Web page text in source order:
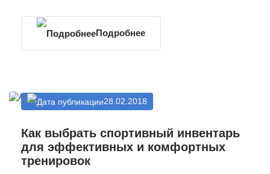
Подробнее
28.02.2018
Как выбрать спортивный инвентарь
для эффективных и комфортных
тренировок